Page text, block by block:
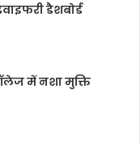
डैशबोर्ड
में नशा मुक्ति